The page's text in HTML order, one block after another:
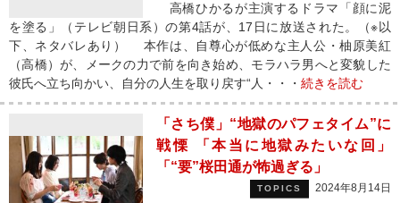
高橋ひかるが主演するドラマ「顔に泥
を塗る」（テレビ朝日系）の第4話が、17日に放送された。（※以
下、ネタバレあり） 本作は、自尊心が低めな主人公・柚原美紅
（高橋）が、メークの力で前を向き始め、モラハラ男へと変貌した
彼氏へ立ち向かい、自分の人生を取り戻す“人・・・ 続きを読む
「さち僕」“地獄のパフェタイム”に
戦慄 「本当に地獄みたいな回」
「“要”桜田通が怖過ぎる」
TOPICS 2024年8月14日